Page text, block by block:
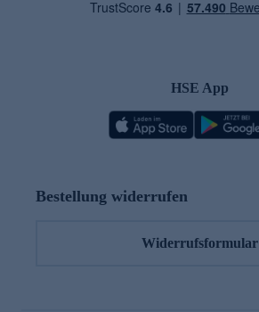
HSE App
Bestellung widerrufen
Widerrufsformular